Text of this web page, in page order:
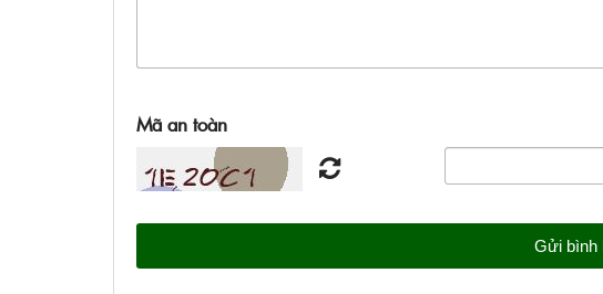
Mã an toàn